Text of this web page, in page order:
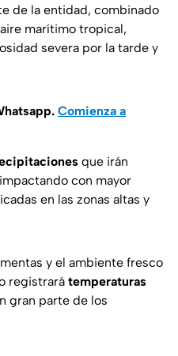
de la entidad, combinado
marítimo tropical,
severa por la tarde y
Comienza a
que irán
con mayor
en las zonas altas y
y el ambiente fresco
registrará temperaturas
gran parte de los